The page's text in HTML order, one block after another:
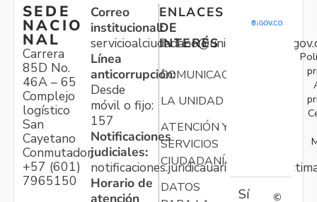
SEDE
NACIO
NAL
Carrera
85D No.
46A – 65
Complejo
logístico
San
Cayetano
Conmutador:
+57 (601)
7965150
Correo
institucional:
Línea
anticorrupción:
Desde
móvil o fijo:
157
Notificaciones
judiciales:
Horario de
atención
ENLACES
DE
INTERÉS
COMUNICACIONES
LA UNIDAD
ATENCIÓN Y
SERVICIOS
CIUDADANÍA
DATOS
Sí
©